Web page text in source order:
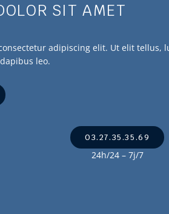
SIT AMET
adipiscing elit. Ut elit tellus,
leo.
03.27.35.35.69
24h/24 – 7j/7